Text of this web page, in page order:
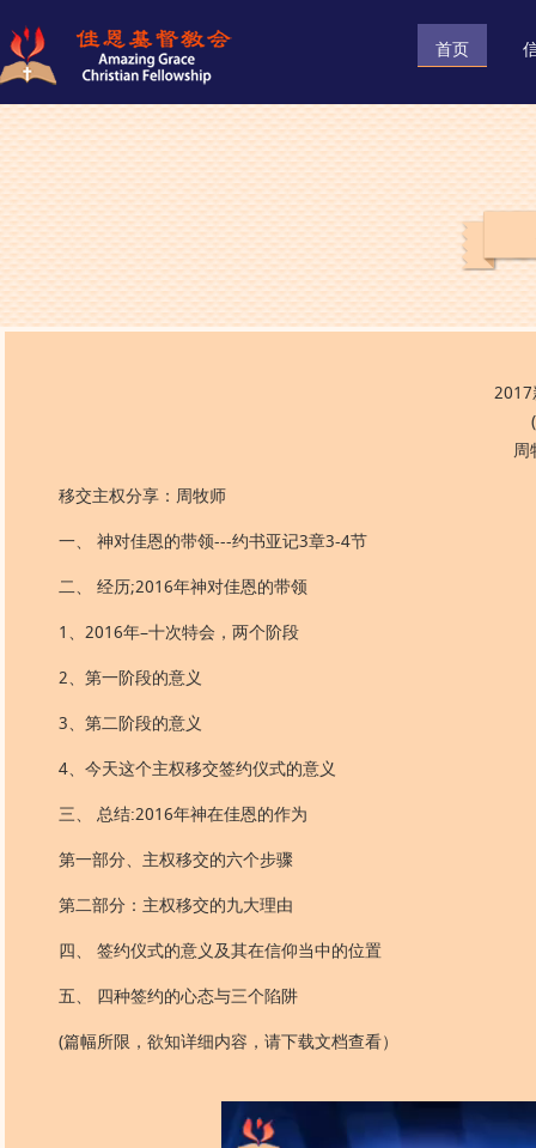
首页
2017
周
移交主权分享：周牧师
一、 神对佳恩的带领---约书亚记3章3-4节
二、 经历;2016年神对佳恩的带领
1、2016年–十次特会，两个阶段
2、第一阶段的意义
3、第二阶段的意义
4、今天这个主权移交签约仪式的意义
三、 总结:2016年神在佳恩的作为
第一部分、主权移交的六个步骤
第二部分：主权移交的九大理由
四、 签约仪式的意义及其在信仰当中的位置
五、 四种签约的心态与三个陷阱
(篇幅所限，欲知详细内容，请下载文档查看）